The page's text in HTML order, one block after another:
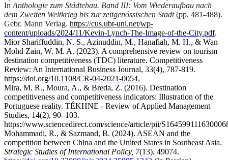
InAnthologie zum Städtebau. Band III: Vom Wiederaufbau nach
dem Zweiten Weltkrieg bis zur zeitgenössischen Stadt(pp. 481-488).
Gebr. Mann Verlag. https://cus.ubt-uni.net/wp-
content/uploads/2024/11/Kevin-Lynch-The-Image-of-the-City.pdf.
Mior Shariffuddin, N. S., Azinuddin, M., Hanafiah, M. H., & Wan
Mohd Zain, W. M. A. (2023). A comprehensive review on tourism
destination competitiveness (TDC) literature. Competitiveness
Review: An International Business Journal, 33(4), 787-819.‏
https://doi.org/10.1108/CR-04-2021-0054.
Mira, M. R., Moura, A., & Breda, Z. (2016). Destination
competitiveness and competitiveness indicators: Illustration of the
Portuguese reality. TÉKHNE - Review of Applied Management
Studies, 14(2), 90–103.
https://www.sciencedirect.com/science/article/pii/
Mohammadi, R., & Sazmand, B. (2024). ASEAN and the
competition between China and the United States in Southeast Asia.
Strategic Studies of International Policy, 7(13), 49074.